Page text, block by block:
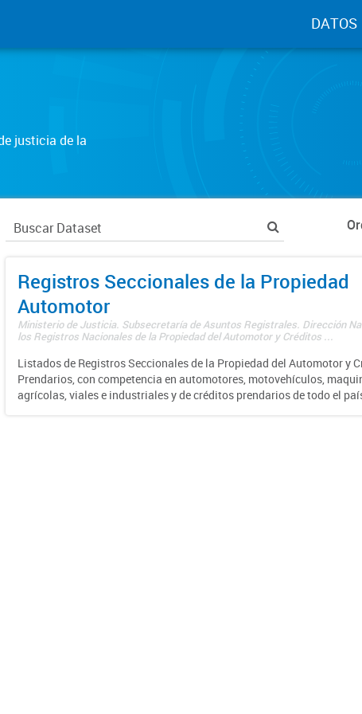
DATOS
justicia de la
Registros Seccionales de la Propiedad
Automotor
Ministerio de Justicia. Subsecretaría de Asuntos Registrales. Dirección
los Registros Nacionales de la Propiedad del Automotor y Créditos ...
Listados de Registros Seccionales de la Propiedad del Automotor y
Prendarios, con competencia en automotores, motovehículos,
agrícolas, viales e industriales y de créditos prendarios de todo el